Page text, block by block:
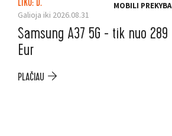
LIKO: D.
Galioja iki 2026.08.31
MOBILI PREKYBA
Samsung A37 5G - tik nuo 289
Eur
PLAČIAU